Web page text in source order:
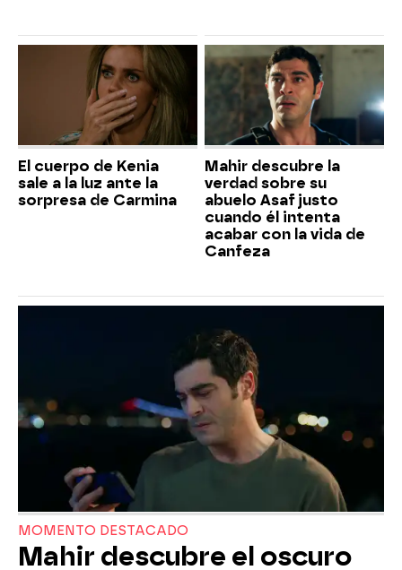
El cuerpo de Kenia
sale a la luz ante la
sorpresa de Carmina
Mahir descubre la
verdad sobre su
abuelo Asaf justo
cuando él intenta
acabar con la vida de
Canfeza
MOMENTO DESTACADO
Mahir descubre el oscuro